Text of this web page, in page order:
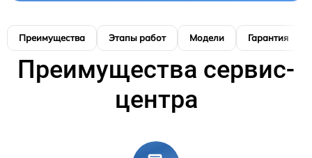
Преимущества Этапы работ Модели Гарантия
Преимущества сервис-
центра